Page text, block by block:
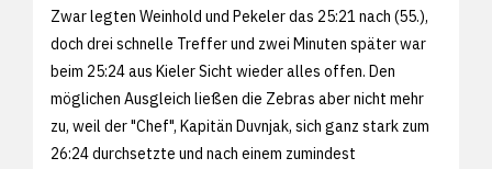
Zwar legten Weinhold und Pekeler das 25:21 nach (55.),
doch drei schnelle Treffer und zwei Minuten später war
beim 25:24 aus Kieler Sicht wieder alles offen. Den
möglichen Ausgleich ließen die Zebras aber nicht mehr
zu, weil der "Chef", Kapitän Duvnjak, sich ganz stark zum
26:24 durchsetzte und nach einem zumindest